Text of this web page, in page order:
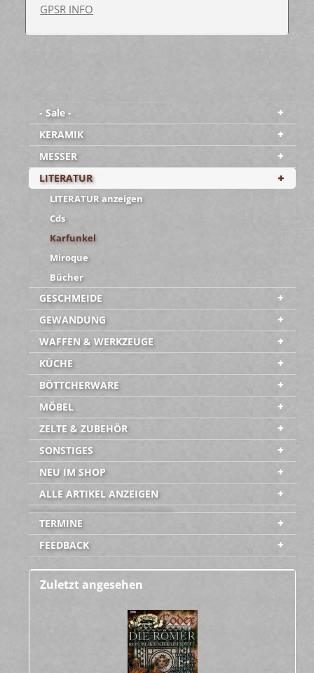
GPSR INFO
- Sale -
KERAMIK
MESSER
LITERATUR
LITERATUR anzeigen
Cds
Karfunkel
Miroque
Bücher
GESCHMEIDE
GEWANDUNG
WAFFEN & WERKZEUGE
KÜCHE
BÖTTCHERWARE
MÖBEL
ZELTE & ZUBEHÖR
SONSTIGES
NEU IM SHOP
ALLE ARTIKEL ANZEIGEN
-----------------------------------------
TERMINE
FEEDBACK
Zuletzt angesehen